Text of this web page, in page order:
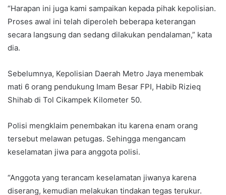
“Harapan ini juga kami sampaikan kepada pihak kepolisian.
Proses awal ini telah diperoleh beberapa keterangan
secara langsung dan sedang dilakukan pendalaman,” kata
dia.
Sebelumnya, Kepolisian Daerah Metro Jaya menembak
mati 6 orang pendukung Imam Besar FPI, Habib Rizieq
Shihab di Tol Cikampek Kilometer 50.
Polisi mengklaim penembakan itu karena enam orang
tersebut melawan petugas. Sehingga mengancam
keselamatan jiwa para anggota polisi.
“Anggota yang terancam keselamatan jiwanya karena
diserang, kemudian melakukan tindakan tegas terukur.